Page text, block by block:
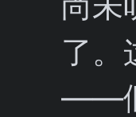
了。
——